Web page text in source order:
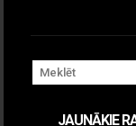
JAUNĀKIE